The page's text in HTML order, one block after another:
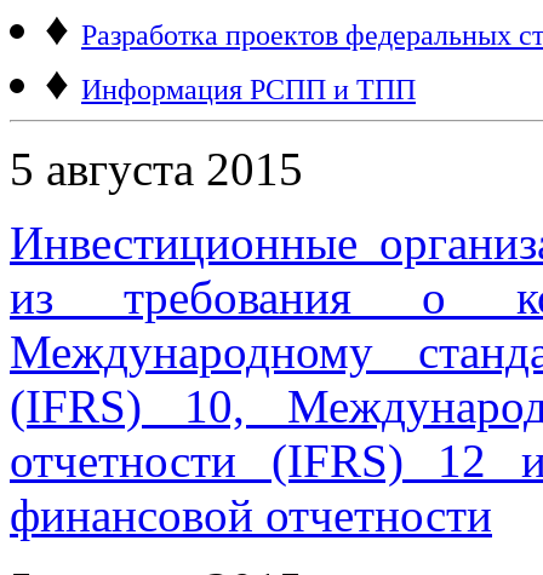
♦ Разработка проектов федеральных
♦ Информация РСПП и ТПП
5 августа 2015
Инвестиционные
из требования о
Международному
(IFRS) 10,
отчетности (IFRS) 12
финансовой отчетности